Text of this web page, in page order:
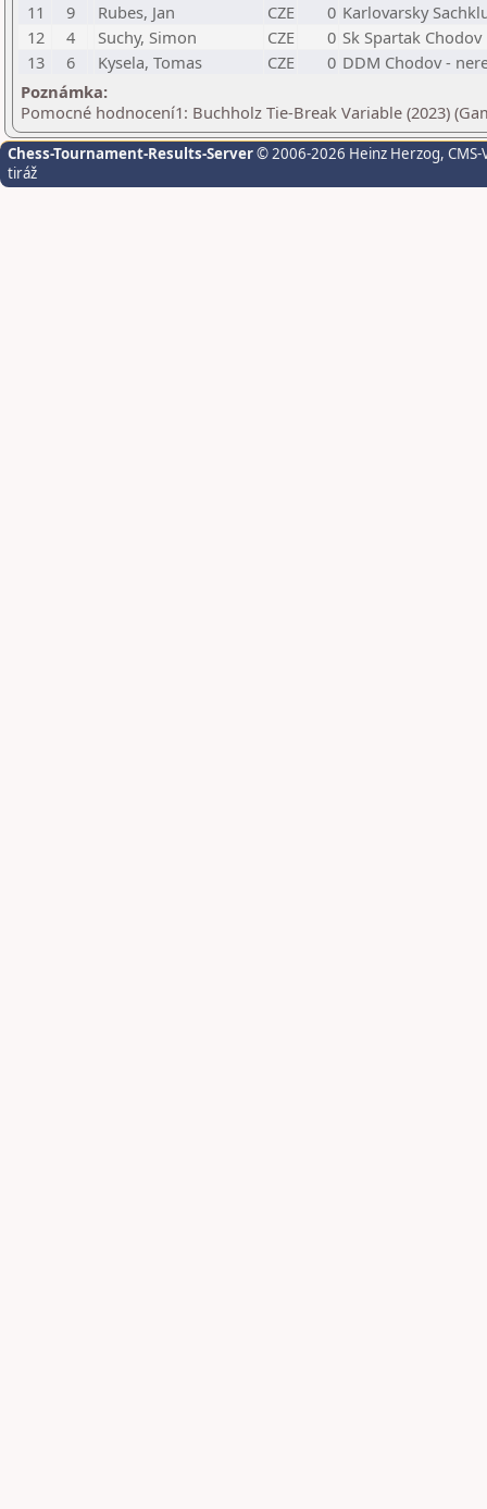
11
9 Rubes, Jan CZE 0 Karlovarsky
12
4 Suchy, Simon CZE 0 Sk Spartak Chodov
13
6 Kysela, Tomas CZE 0 DDM Chodov -
Poznámka:
Pomocné hodnocení1: Buchholz Tie-Break Variable (2023)
Chess-Tournament-Results-Server© 2006-2026 Heinz Herzog,
tiráž